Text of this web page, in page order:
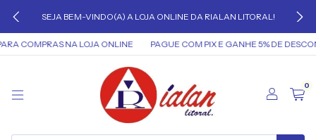
SEJA BEM-VINDO(A) A LOJA ONLINE DA RIALAN LITORAL!
NA LOJA ONLINE PAGUE COM PIX E GANHE 5% DE DESCONTO
0